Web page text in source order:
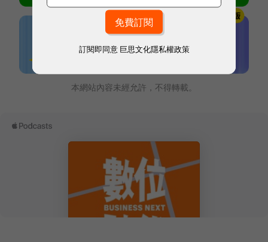
本網站內容未經允許，不得轉載。
訂閱即同意 巨思文化隱私權政策